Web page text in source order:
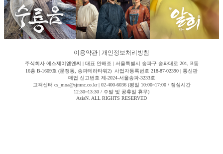
이용약관 개인정보처리방침
주식회사 에스제이엠엔씨 | 대표 안해조 | 서울특별시 송파구 송파대로 201, B동
16층 B-1609호 (문정동, 송파테라타워2) 사업자등록번호 218-87-02390 | 통신판
매업 신고번호 제-2024-서울송파-3233호
고객센터 cs_moa@sjmnc.co.kr | 02-400-6036 (평일 10:00~17:00 / 점심시간
12:30~13:30 / 주말 및 공휴일 휴무)
AsiaN. ALL RIGHTS RESERVED